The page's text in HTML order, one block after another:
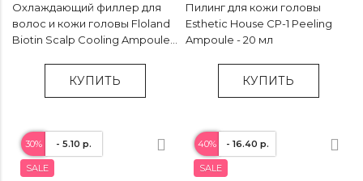
Охлаждающий филлер для
волос и кожи головы Floland
Biotin Scalp Cooling Ampoule -
КУПИТЬ
Пилинг для кожи головы
Esthetic House CP-1 Peeling
Ampoule - 20 мл
КУПИТЬ
SALE
30% - 5.10 р.
SALE
40% - 16.40 р.